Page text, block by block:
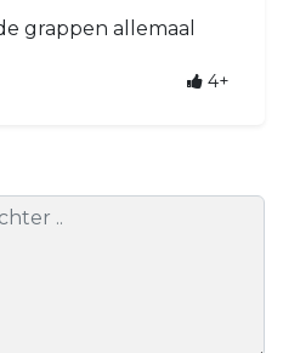
grappen allemaal
4+